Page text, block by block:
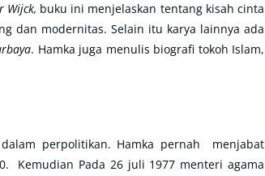
Wijck, buku ini menjelaskan tentang kisah cinta
dan modernitas. Selain itu karya lainnya ada
. Hamka juga menulis biografi tokoh Islam,
perpolitikan. Hamka pernah menjabat
Kemudian Pada 26 juli 1977 menteri agama